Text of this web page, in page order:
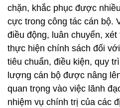
chặn, khắc phục được
cực trong công tác cán bộ.
điều động, luân chuyển,
thực hiện chính sách đối
tiêu chuẩn, điều kiện, quy
lượng cán bộ được nâng
quan trọng vào việc lãnh
nhiệm vụ chính trị của các